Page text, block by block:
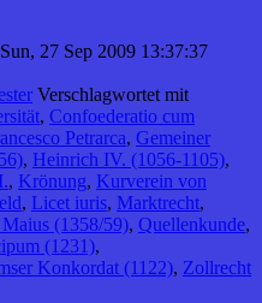
27 Sep 2009 13:37:37
Verschlagwortet mit
, Confoederatio cum
Petrarca, Gemeiner
, Heinrich IV. (1056-1105),
, Krönung, Kurverein von
, Licet iuris, Marktrecht,
(1358/59), Quellenkunde,
(1231),
Konkordat (1122), Zollrecht